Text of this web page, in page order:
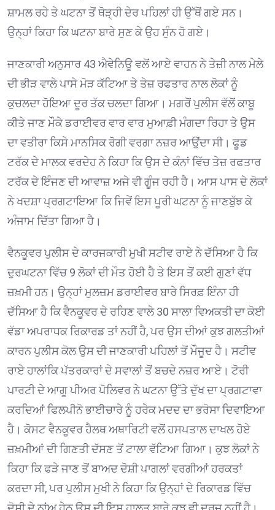
ਸ਼ਾਮਲ ਰਹੇ ਤੇ ਘਟਨਾ ਤੋਂ ਥੋੜ੍ਹੀ ਦੇਰ ਪਹਿਲਾਂ ਹੀ ਉੱਥੋਂ ਗਏ ਸਨ।
ਉਨ੍ਹਾਂ ਕਿਹਾ ਕਿ ਘਟਨਾ ਬਾਰੇ ਸੁਣ ਕੇ ਉਹ ਸੁੰਨ ਹੋ ਗਏ।
ਜਾਣਕਾਰੀ ਅਨੁਸਾਰ 43 ਐਵੇਨਿਊ ਵਲੋਂ ਆਏ ਵਾਹਨ ਨੇ ਤੇਜ਼ੀ ਨਾਲ ਮੇਲੇ
ਦੀ ਭੀੜ ਵਾਲੇ ਪਾਸੇ ਮੋੜ ਕੱਟਿਆ ਤੇ ਤੇਜ਼ ਰਫਤਾਰ ਨਾਲ ਲੋਕਾਂ ਨੂੰ
ਕੁਚਲਦਾ ਹੋਇਆ ਦੂਰ ਤੱਕ ਚਲਦਾ ਗਿਆ। ਮਗਰੋਂ ਪੁਲੀਸ ਵੱਲੋਂ ਕਾਬੂ
ਕੀਤੇ ਜਾਣ ਮੌਕੇ ਡਰਾਈਵਰ ਵਾਰ ਵਾਰ ਮੁਆਫ਼ੀ ਮੰਗਦਾ ਰਿਹਾ ਤੇ ਉਸ
ਦਾ ਵਤੀਰਾ ਕਿਸੇ ਮਾਨਸਿਕ ਰੋਗੀ ਵਰਗਾ ਨਜ਼ਰ ਆਉਂਦਾ ਸੀ। ਫੂਡ
ਟਰੱਕ ਦੇ ਮਾਲਕ ਵਰਦੇਹ ਨੇ ਕਿਹਾ ਕਿ ਉਸ ਦੇ ਕੰਨਾਂ ਵਿੱਚ ਤੇਜ਼ ਰਫਤਾਰ
ਟਰੱਕ ਦੇ ਇੰਜਣ ਦੀ ਆਵਾਜ਼ ਅਜੇ ਵੀ ਗੂੰਜ ਰਹੀ ਹੈ। ਆਸ ਪਾਸ ਦੇ ਲੋਕਾਂ
ਨੇ ਖਦਸ਼ਾ ਪ੍ਰਗਟਾਇਆ ਕਿ ਜਿਵੇਂ ਇਸ ਪੂਰੀ ਘਟਨਾ ਨੂੰ ਜਾਣਬੁੱਝ ਕੇ
ਅੰਜਾਮ ਦਿੱਤਾ ਗਿਆ ਹੈ।
ਵੈਨਕੂਵਰ ਪੁਲੀਸ ਦੇ ਕਾਰਜਕਾਰੀ ਮੁਖੀ ਸਟੀਵ ਰਾਏ ਨੇ ਦੱਸਿਆ ਹੈ ਕਿ
ਦੁਰਘਟਨਾ ਵਿੱਚ 9 ਲੋਕਾਂ ਦੀ ਮੌਤ ਹੋਈ ਹੈ ਤੇ ਇਸ ਤੋਂ ਕਈ ਗੁਣਾਂ ਵੱਧ
ਜ਼ਖ਼ਮੀ ਹਨ। ਉਨ੍ਹਾਂ ਮੁਲਜ਼ਮ ਡਰਾਈਵਰ ਬਾਰੇ ਸਿਰਫ਼ ਇੰਨਾ ਹੀ
ਦੱਸਿਆ ਹੈ ਕਿ ਵੈਨਕੂਵਰ ਦੇ ਰਹਿਣ ਵਾਲੇ 30 ਸਾਲਾ ਵਿਅਕਤੀ ਦਾ ਕੋਈ
ਵੱਡਾ ਅਪਰਾਧਕ ਰਿਕਾਰਡ ਤਾਂ ਨਹੀਂ ਹੈ, ਪਰ ਉਸ ਦੀਆਂ ਕੁਝ ਗਲਤੀਆਂ
ਕਾਰਨ ਪੁਲੀਸ ਕੋਲ ਉਸ ਦੀ ਜਾਣਕਾਰੀ ਪਹਿਲਾਂ ਤੋਂ ਮੌਜੂਦ ਹੈ। ਸਟੀਵ
ਰਾਏ ਹਾਲਾਂਕਿ ਪੱਤਰਕਾਰਾਂ ਦੇ ਸਵਾਲਾਂ ਤੋਂ ਬਚਦੇ ਨਜ਼ਰ ਆਏ। ਟੋਰੀ
ਪਾਰਟੀ ਦੇ ਆਗੂ ਪੀਅਰ ਪੋਲਿਵਰ ਨੇ ਘਟਨਾ ਉੱਤੇ ਦੁੱਖ ਦਾ ਪ੍ਰਗਟਾਵਾ
ਕਰਦਿਆਂ ਫਿਲਪੀਨੋ ਭਾਈਚਾਰੇ ਨੂੰ ਹਰੇਕ ਮਦਦ ਦਾ ਭਰੋਸਾ ਦਿਵਾਇਆ
ਹੈ। ਕੋਸਟ ਵੈਨਕੂਵਰ ਹੈਲਥ ਅਥਾਰਿਟੀ ਵਲੋਂ ਹਸਪਤਾਲ ਦਾਖਲ ਹੋਏ
ਜ਼ਖ਼ਮੀਆਂ ਦੀ ਗਿਣਤੀ ਦੱਸਣ ਤੋਂ ਟਾਲਾ ਵੱਟਿਆ ਗਿਆ। ਕੁਝ ਲੋਕਾਂ ਨੇ
ਕਿਹਾ ਕਿ ਫੜੇ ਜਾਣ ਤੋਂ ਬਾਅਦ ਦੋਸ਼ੀ ਪਾਗਲਾਂ ਵਰਗੀਆਂ ਹਰਕਤਾਂ
ਕਰਦਾ ਸੀ, ਪਰ ਪੁਲੀਸ ਮੁਖੀ ਨੇ ਕਿਹਾ ਕਿ ਉਨ੍ਹਾਂ ਦੇ ਰਿਕਾਰਡ ਵਿੱਚ